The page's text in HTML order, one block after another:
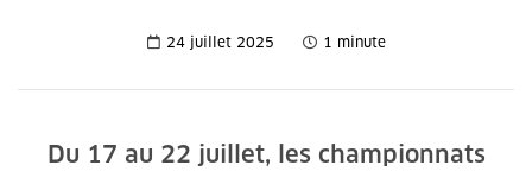
24 juillet 2025 1 minute
Du 17 au 22 juillet, les championnats